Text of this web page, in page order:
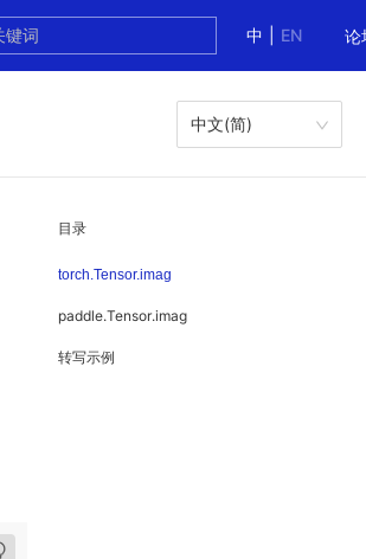
中
EN 论
中文(简)
目录
torch.Tensor.imag
paddle.Tensor.imag
转写示例